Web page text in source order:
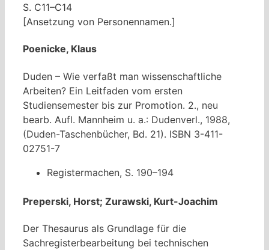
S. C11–C14
[Ansetzung von Personennamen.]
Poenicke, Klaus
Duden – Wie verfaßt man wissenschaftliche
Arbeiten? Ein Leitfaden vom ersten
Studiensemester bis zur Promotion. 2., neu
bearb. Aufl. Mannheim u. a.: Dudenverl., 1988,
(Duden-Taschenbücher, Bd. 21). ISBN 3-411-
02751-7
Registermachen, S. 190–194
Preperski, Horst; Zurawski, Kurt-Joachim
Der Thesaurus als Grundlage für die
Sachregisterbearbeitung bei technischen